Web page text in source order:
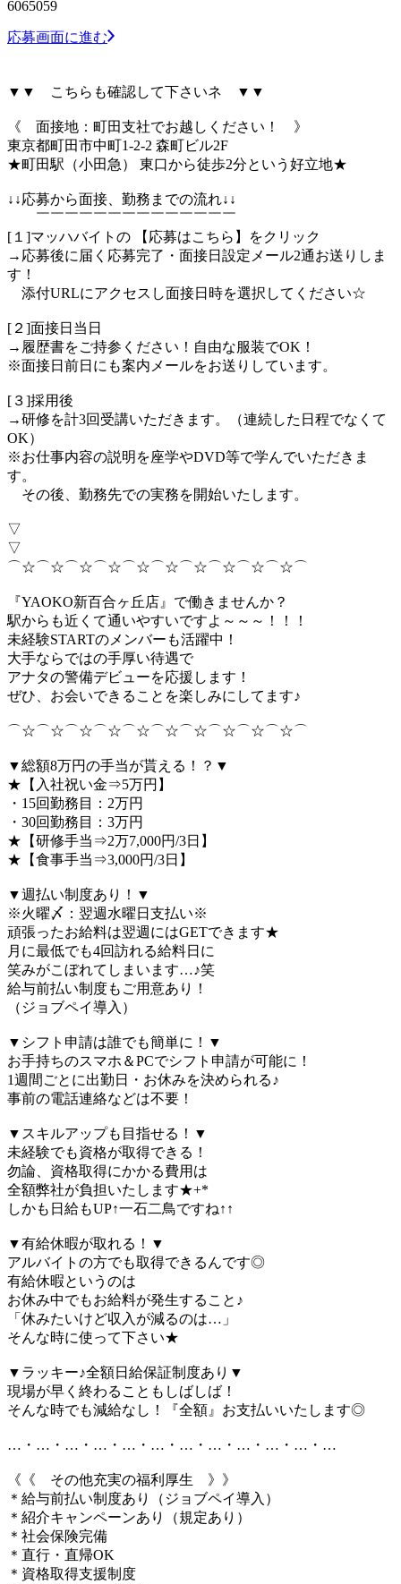
6065059
応募画面に進む
▼▼ こちらも確認して下さいネ ▼▼
《 面接地：町田支社でお越しください！ 》
東京都町田市中町1-2-2 森町ビル2F
★町田駅（小田急） 東口から徒歩2分という好立地★
↓↓応募から面接、勤務までの流れ↓↓
￣￣￣￣￣￣￣￣￣￣￣￣￣￣
[１]マッハバイトの 【応募はこちら】をクリック
→応募後に届く応募完了・面接日設定メール2通お送りしま
す！
添付URLにアクセスし面接日時を選択してください☆
[２]面接日当日
→履歴書をご持参ください！自由な服装でOK！
※面接日前日にも案内メールをお送りしています。
[３]採用後
→研修を計3回受講いただきます。（連続した日程でなくて
OK）
※お仕事内容の説明を座学やDVD等で学んでいただきま
す。
その後、勤務先での実務を開始いたします。
▽
▽
⌒☆⌒☆⌒☆⌒☆⌒☆⌒☆⌒☆⌒☆⌒☆⌒☆⌒
『YAOKO新百合ヶ丘店』で働きませんか？
駅からも近くて通いやすいですよ～～～！！！
未経験STARTのメンバーも活躍中！
大手ならではの手厚い待遇で
アナタの警備デビューを応援します！
ぜひ、お会いできることを楽しみにしてます♪
⌒☆⌒☆⌒☆⌒☆⌒☆⌒☆⌒☆⌒☆⌒☆⌒☆⌒
▼総額8万円の手当が貰える！？▼
★【入社祝い金⇒5万円】
・15回勤務目：2万円
・30回勤務目：3万円
★【研修手当⇒2万7,000円/3日】
★【食事手当⇒3,000円/3日】
▼週払い制度あり！▼
※火曜〆：翌週水曜日支払い※
頑張ったお給料は翌週にはGETできます★
月に最低でも4回訪れる給料日に
笑みがこぼれてしまいます…♪笑
給与前払い制度もご用意あり！
（ジョブペイ導入）
▼シフト申請は誰でも簡単に！▼
お手持ちのスマホ＆PCでシフト申請が可能に！
1週間ごとに出勤日・お休みを決められる♪
事前の電話連絡などは不要！
▼スキルアップも目指せる！▼
未経験でも資格が取得できる！
勿論、資格取得にかかる費用は
全額弊社が負担いたします★+*
しかも日給もUP↑一石二鳥ですね↑↑
▼有給休暇が取れる！▼
アルバイトの方でも取得できるんです◎
有給休暇というのは
お休み中でもお給料が発生すること♪
「休みたいけど収入が減るのは…」
そんな時に使って下さい★
▼ラッキー♪全額日給保証制度あり▼
現場が早く終わることもしばしば！
そんな時でも減給なし！『全額』お支払いいたします◎
…・…・…・…・…・…・…・…・…・…・…・…
《《 その他充実の福利厚生 》》
＊給与前払い制度あり（ジョブペイ導入）
＊紹介キャンペーンあり（規定あり）
＊社会保険完備
＊直行・直帰OK
＊資格取得支援制度